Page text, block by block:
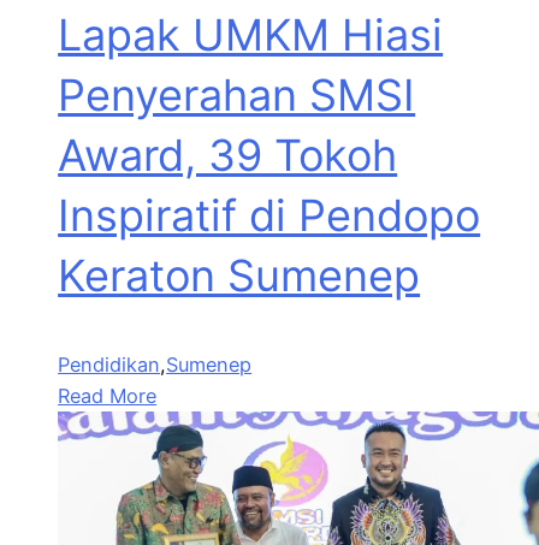
Lapak UMKM Hiasi
Penyerahan SMSI
Award, 39 Tokoh
Inspiratif di Pendopo
Keraton Sumenep
Pendidikan,Sumenep
Read More